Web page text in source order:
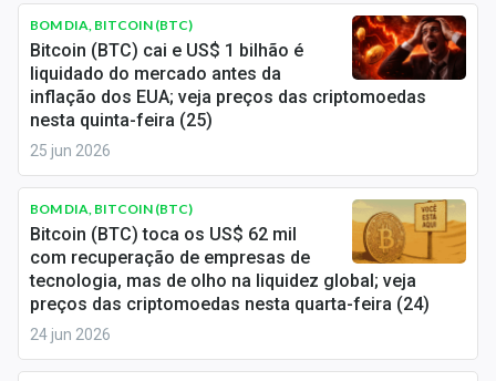
Empresas
Brasil
Política
Colunas
Especiais
Internacional
Marketing
Tecnologia
BOM DIA, BITCOIN (BTC)
Bitcoin (BTC) cai e US$ 1 bilhão é
liquidado do mercado antes da
inflação dos EUA; veja preços das criptomoedas
nesta quinta-feira (25)
25 jun 2026
BOM DIA, BITCOIN (BTC)
Bitcoin (BTC) toca os US$ 62 mil
com recuperação de empresas de
tecnologia, mas de olho na liquidez global; veja
preços das criptomoedas nesta quarta-feira (24)
24 jun 2026